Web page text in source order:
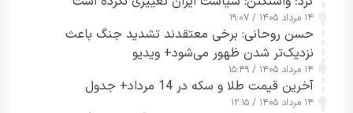
۱۴ مرداد ۱۴۰۵ / ۱۹:۰۷
حسن روحانی: برخی معتقدند تشدید جنگ باعث
نزدیک‌تر شدن ظهور می‌شود+ ویدیو
۱۴ مرداد ۱۴۰۵ / ۱۵:۴۹
آخرین قیمت طلا و سکه در 14 مرداد+ جدول
۱۴ مرداد ۱۴۰۵ / ۱۲:۱۵